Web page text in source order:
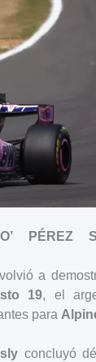
PÉREZ
a
19, el
para
concluyó